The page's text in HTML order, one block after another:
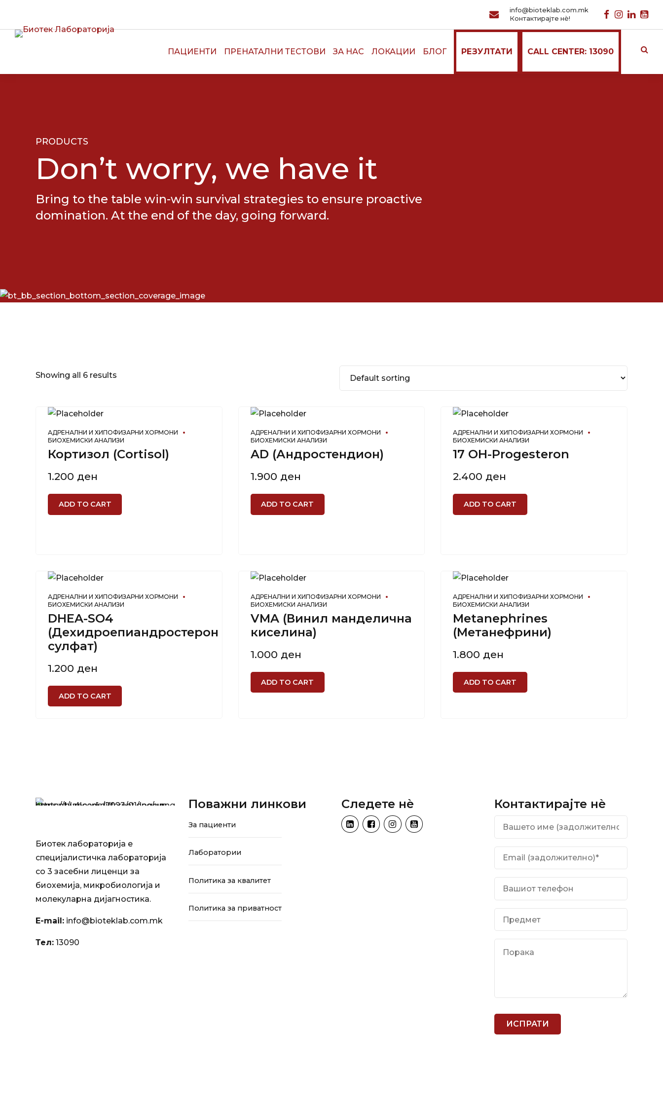
CALL CENTER: 13090
info@bioteklab.com.mk
Контактирајте нѐ!
ПАЦИЕНТИ ПРЕНАТАЛНИ ТЕСТОВИ ЗА НАС ЛОКАЦИИ БЛОГ РЕЗУЛТАТИ CALL CENTER: 13090
PRODUCTS
Don’t worry, we have it
Bring to the table win-win survival strategies to ensure proactive
domination. At the end of the day, going forward.
Showing all 6 results
АДРЕНАЛНИ И ХИПОФИЗАРНИ ХОРМОНИ
БИОХЕМИСКИ АНАЛИЗИ
Кортизол (Cortisol)
1.200 ден
ADD TO CART
АДРЕНАЛНИ И ХИПОФИЗАРНИ ХОРМОНИ
БИОХЕМИСКИ АНАЛИЗИ
AD (Андростендион)
1.900 ден
ADD TO CART
АДРЕНАЛНИ И ХИПОФИЗАРНИ ХОРМОНИ
БИОХЕМИСКИ АНАЛИЗИ
17 OH-Progesteron
2.400 ден
ADD TO CART
АДРЕНАЛНИ И ХИПОФИЗАРНИ ХОРМОНИ
БИОХЕМИСКИ АНАЛИЗИ
DHEA-SO4
(Дехидроепиандростерон
сулфат)
1.200 ден
ADD TO CART
АДРЕНАЛНИ И ХИПОФИЗАРНИ ХОРМОНИ
БИОХЕМИСКИ АНАЛИЗИ
VMA (Винил манделична
киселина)
1.000 ден
ADD TO CART
АДРЕНАЛНИ И ХИПОФИЗАРНИ ХОРМОНИ
БИОХЕМИСКИ АНАЛИЗИ
Metanephrines
(Метанефрини)
1.800 ден
ADD TO CART
Биотек лабораторија е
специјалистичка лабораторија
со 3 засебни лиценци за
биохемија, микробиологија и
молекуларна дијагностика.
E-mail: info@bioteklab.com.mk
Тел: 13090
Поважни линкови
За пациенти
Лаборатории
Политика за квалитет
Политика за приватност
Следете нѐ Контактирајте нѐ